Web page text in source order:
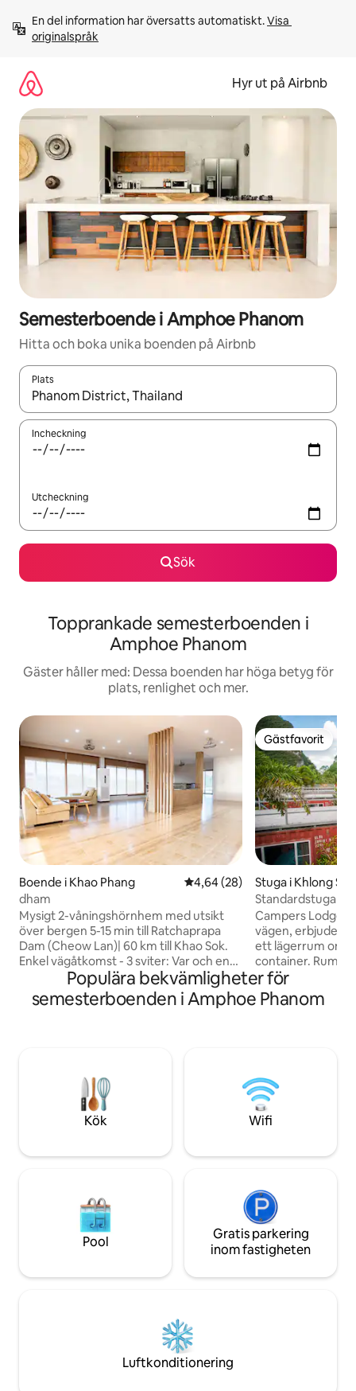
innehåll
En del information har översatts automatiskt. Visa
originalspråk
Hyr ut på Airbnb
Semesterboende i Amphoe Phanom
Hitta och boka unika boenden på Airbnb
Plats
När resultaten är tillgängliga kan du navigera med upp- och
Incheckning
Utcheckning
Sök
Topprankade semesterboenden i
Amphoe Phanom
Gäster håller med: Dessa boenden har höga betyg för
plats, renlighet och mer.
Boende i Khao Phang 4,64 av 5 i genomsnittligt
4,64 (28)
dham
Mysigt 2-våningshörnhem med utsikt
över bergen 5-15 min till Ratchaprapa
Dam (Cheow Lan)| 60 km till Khao Sok.
Enkel vägåtkomst - 3 sviter: Var och en
med eget badrum, smart-TV,
minikylskåp och kaffe/te - Öppet
vardagsrum: Grundläggande kök och
Semesterförmåner: Gratis delad pool
(150 m) och personal - Lätt att: Måltider,
Barer, Scooters & Turer Perfekt för
familjer och grupper!
Gästfavorit
Gästfavorit
Stuga i Khlong Sok
Standardstuga
Campers Lodge
vägen, erbjuder
ett lägerrum
container.
med
läge, klippa och
personer. Det
och en
naturen, dimma
transport.
Populära bekvämligheter för
semesterboenden i Amphoe Phanom
Kök Wifi
Pool
Gratis parkering
inom fastigheten
Luftkonditionering